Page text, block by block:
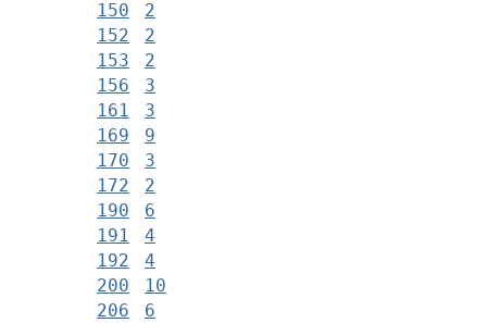
150
2
152
2
153
2
156
3
161
3
169
9
170
3
172
2
190
6
191
4
192
4
200
10
206
6